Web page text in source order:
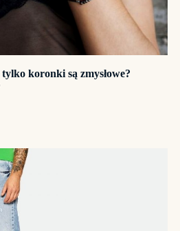
koronki są zmysłowe?